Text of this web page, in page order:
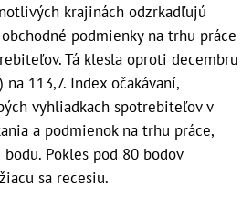
krajinách odzrkadľujú
podmienky na trhu práce
Tá klesla oproti decembru
113,7. Index očakávaní,
vyhliadkach spotrebiteľov v
a podmienok na trhu práce,
Pokles pod 80 bodov
sa recesiu.